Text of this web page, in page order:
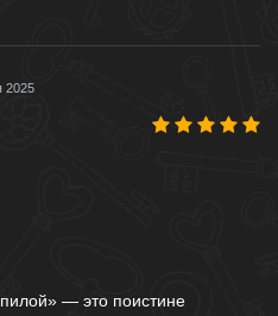
2025
— это поистине